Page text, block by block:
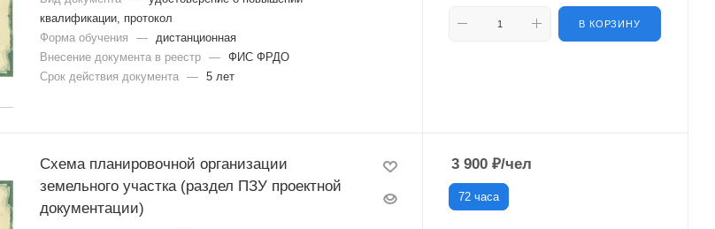
квалификации, протокол
Форма обучения
— дистанционная
Внесение документа в реестр — ФИС ФРДО
Срок действия документа — 5 лет
В КОРЗИНУ
Схема планировочной организации
земельного участка (раздел ПЗУ проектной
документации)
3 900 ₽/чел
72 часа